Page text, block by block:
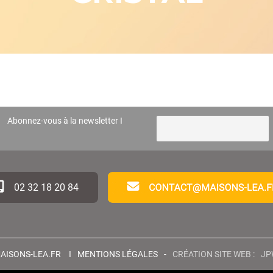
Abonnez-vous à la newsletter I
02 32 18 20 84
LEA.FR I MENTIONS LÉGALES- CRÉATION SITE WEB :